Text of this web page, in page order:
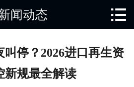
闻动态 
叫停？2026进口再生资
新规最全解读